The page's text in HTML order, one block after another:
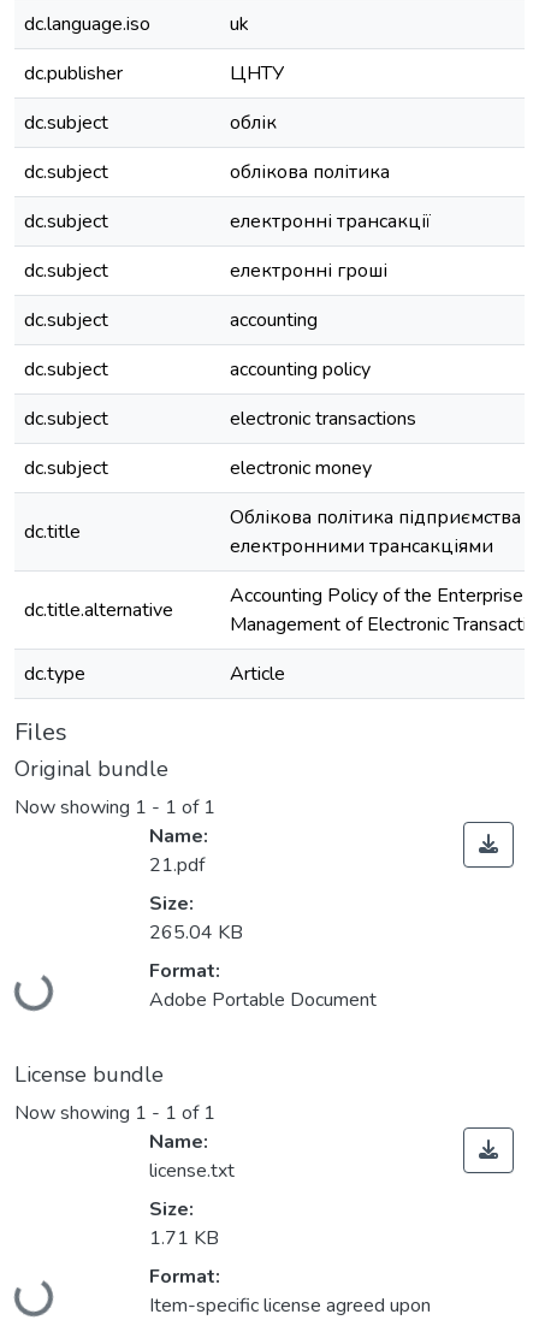
dc.language.iso
uk
dc.publisher
ЦНТУ
dc.subject
облік
dc.subject
облікова політика
dc.subject
електронні трансакції
dc.subject
електронні гроші
dc.subject
accounting
dc.subject
accounting policy
dc.subject
electronic transactions
dc.subject
electronic money
dc.title
Облікова політика підприємства
електронними трансакціями
dc.title.alternative
Accounting Policy of the Enterprise
Management of Electronic
dc.type
Article
Files
Original bundle
Now showing 1 - 1 of 1
Loading...
Name:
21.pdf
Size:
265.04 KB
Format:
Adobe Portable Document
License bundle
Now showing 1 - 1 of 1
Loading...
Name:
license.txt
Size:
1.71 KB
Format:
Item-specific license agreed upon